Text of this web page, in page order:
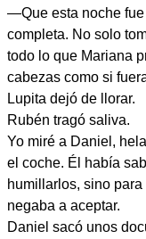
—Que esta noche fue
completa. No solo
todo lo que Mariana
cabezas como si
Lupita dejó de llorar.
Rubén tragó saliva.
Yo miré a Daniel,
el coche. Él había
humillarlos, sino
negaba a aceptar.
Daniel sacó unos